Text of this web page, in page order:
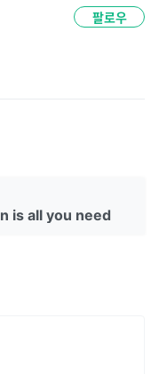
팔로우
is all you need